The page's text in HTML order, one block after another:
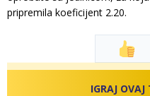
pripremila koeficijent 2.20.
IGRAJ